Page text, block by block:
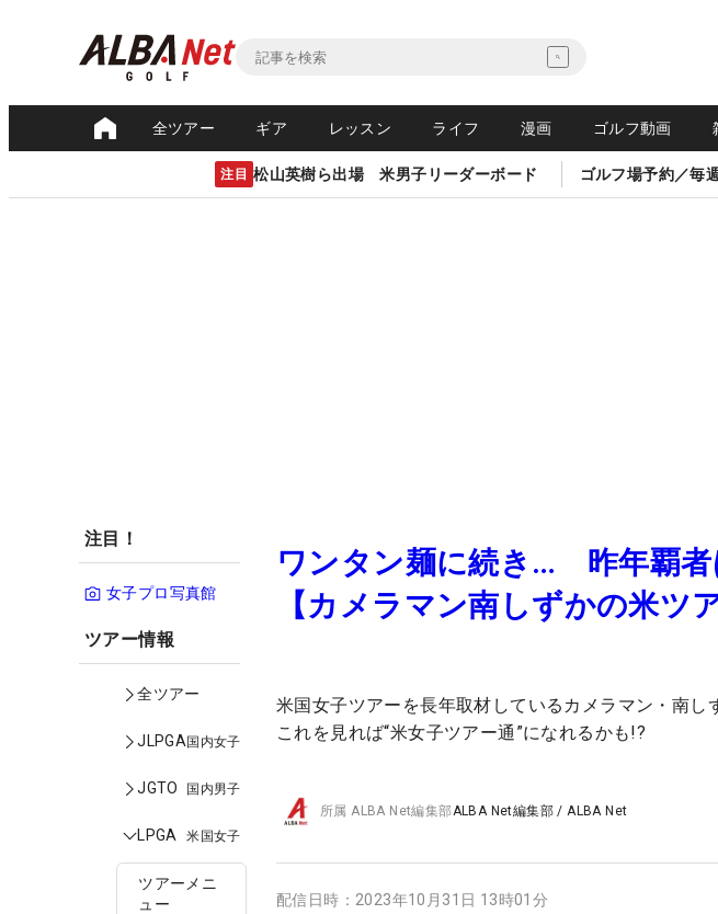
全ツアー ギア レッスン ライフ 漫画 ゴルフ動画
注目 松山英樹ら出場 米男子リーダーボード ゴルフ場予約／毎
注目！
女子プロ写真館
ツアー情報
全ツアー
JLPGA国内女子
JGTO 国内男子
LPGA 米国女子
ツアーメニ
ュー
ワンタン麺に続き… 昨年覇者
【カメラマン南しずかの米ツ
米国女子ツアーを長年取材しているカメラマン・南し
これを見れば“米女子ツアー通”になれるかも!?
所属ALBA Net編集部ALBA Net編集部 /ALBA Net
配信日時： 2023年10月31日 13時01分